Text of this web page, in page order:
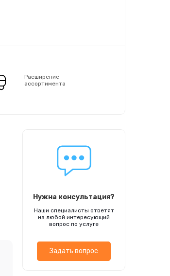
Расширение
ассортимента
Нужна консультация?
Наши специалисты ответят
на любой интересующий
вопрос по услуге
Задать вопрос